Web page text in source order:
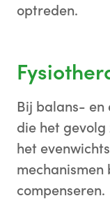
optreden.
Bij balans- en
die het
het
compenseren.